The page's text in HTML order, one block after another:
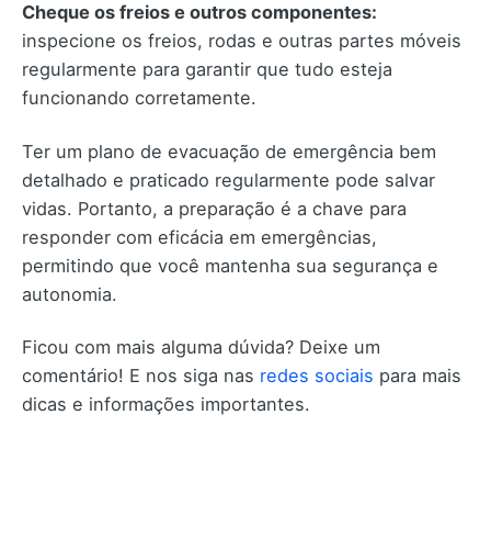
Cheque os freios e outros componentes:
inspecione os freios, rodas e outras partes móveis
regularmente para garantir que tudo esteja
funcionando corretamente.
Ter um plano de evacuação de emergência bem
detalhado e praticado regularmente pode salvar
vidas. Portanto, a preparação é a chave para
responder com eficácia em emergências,
permitindo que você mantenha sua segurança e
autonomia.
Ficou com mais alguma dúvida? Deixe um
comentário! E nos siga nas redes sociais para mais
dicas e informações importantes.